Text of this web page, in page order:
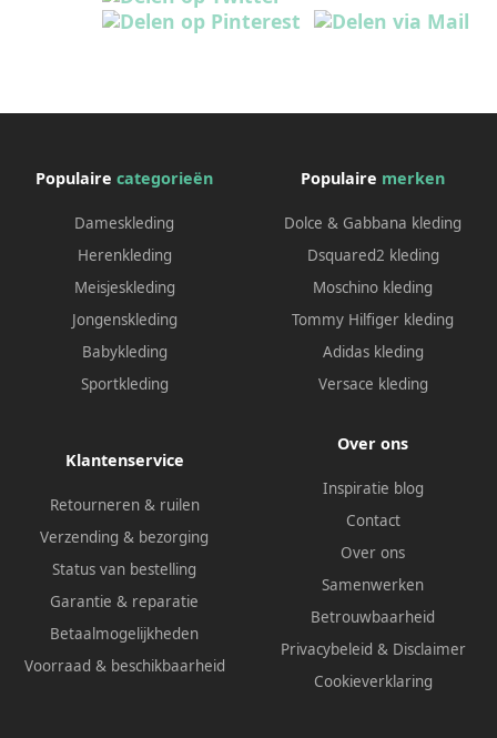
Populaire categorieën
Dameskleding
Herenkleding
Meisjeskleding
Jongenskleding
Babykleding
Sportkleding
Populaire merken
Dolce & Gabbana kleding
Dsquared2 kleding
Moschino kleding
Tommy Hilfiger kleding
Adidas kleding
Versace kleding
Klantenservice
Retourneren & ruilen
Verzending & bezorging
Status van bestelling
Garantie & reparatie
Betaalmogelijkheden
Voorraad & beschikbaarheid
Over ons
Inspiratie blog
Contact
Over ons
Samenwerken
Betrouwbaarheid
Privacybeleid & Disclaimer
Cookieverklaring